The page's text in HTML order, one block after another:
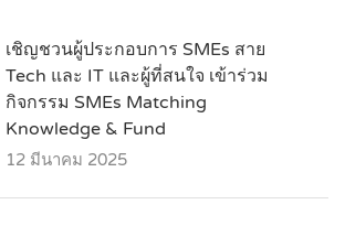
เชิญชวนผู้ประกอบการ SMEs สาย
Tech และ IT และผู้ที่สนใจ เข้าร่วม
กิจกรรม SMEs Matching
Knowledge & Fund
12 มีนาคม 2025